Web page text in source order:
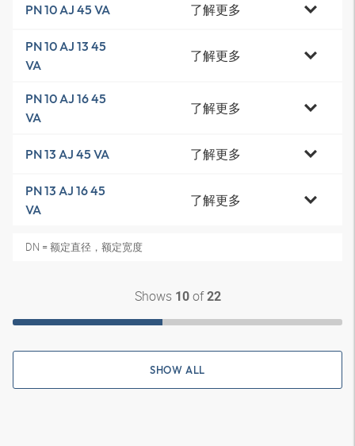
PN 10 AJ 45 VA 了解更多
PN 10 AJ 13 45
VA
了解更多
PN 10 AJ 16 45
VA
了解更多
PN 13 AJ 45 VA 了解更多
PN 13 AJ 16 45
VA
了解更多
DN = 额定直径，额定宽度
Shows 10of22
SHOW ALL